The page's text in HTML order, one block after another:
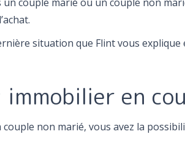
situation que Flint vous explique
en
couple non marié, vous avez la